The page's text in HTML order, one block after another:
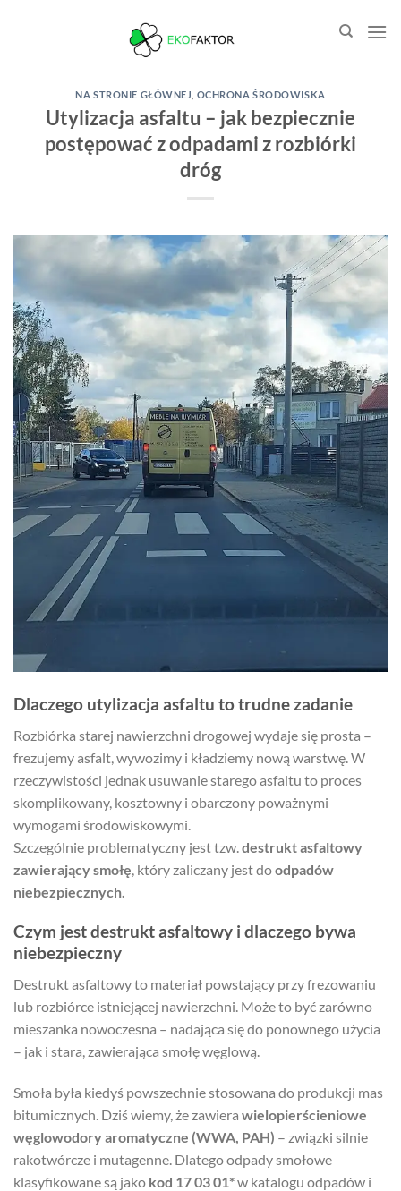
NA STRONIE GŁÓWNEJ OCHRONA ŚRODOWISKA
Utylizacja asfaltu – jak bezpiecznie
postępować z odpadami z rozbiórki
dróg
Dlaczego utylizacja asfaltu to trudne zadanie
Rozbiórka starej nawierzchni drogowej wydaje się prosta –
frezujemy asfalt, wywozimy i kładziemy nową warstwę. W
rzeczywistości jednak usuwanie starego asfaltu to proces
skomplikowany, kosztowny i obarczony poważnymi
wymogami środowiskowymi.
Szczególnie problematyczny jest tzw. destrukt asfaltowy
zawierający smołę , który zaliczany jest doodpadów
niebezpiecznych.
Czym jest destrukt asfaltowy i dlaczego bywa
niebezpieczny
Destrukt asfaltowy to materiał powstający przy frezowaniu
lub rozbiórce istniejącej nawierzchni. Może to być zarówno
mieszanka nowoczesna – nadająca się do ponownego użycia
– jak i stara, zawierająca smołę węglową.
Smoła była kiedyś powszechnie stosowana do produkcji mas
bitumicznych. Dziś wiemy, że zawiera wielopierścieniowe
węglowodory aromatyczne (WWA, PAH) – związki silnie
rakotwórcze i mutagenne. Dlatego odpady smołowe
klasyfikowane są jako kod 17 03 01*w katalogu odpadów i